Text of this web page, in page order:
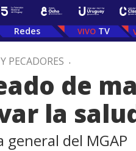
Redes TV
PECADORES .
de
la
del MGAP